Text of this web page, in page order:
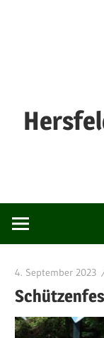
4. September 2023